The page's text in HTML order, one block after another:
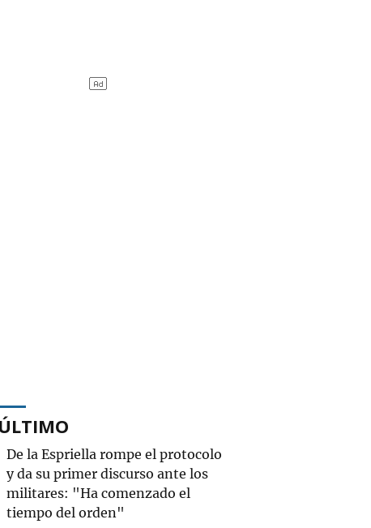
De la Espriella rompe el protocolo
y da su primer discurso ante los
militares: "Ha comenzado el
tiempo del orden"